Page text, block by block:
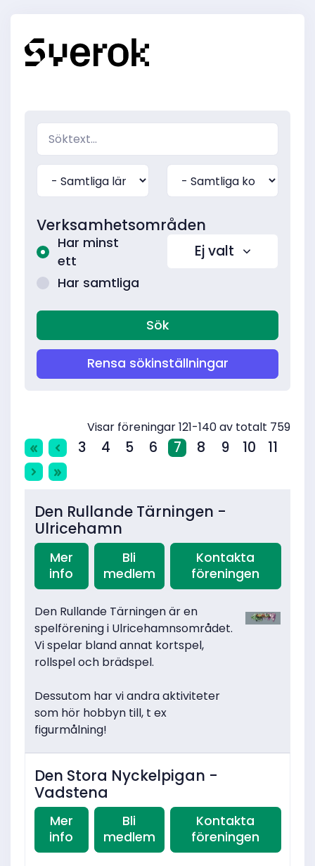
Verksamhetsområden
Har minst
ett
Har samtliga
Ej valt
Rensa sökinställningar
Visar föreningar 121-140 av totalt 759
3 4 5 6 7 8 9 10 11
Den Rullande Tärningen -
Ulricehamn
Mer
info
Bli
medlem
Kontakta
föreningen
Den Rullande Tärningen är en
spelförening i Ulricehamnsområdet.
Vi spelar bland annat kortspel,
rollspel och brädspel.
Dessutom har vi andra aktiviteter
som hör hobbyn till, t ex
figurmålning!
Den Stora Nyckelpigan -
Vadstena
Mer
info
Bli
medlem
Kontakta
föreningen